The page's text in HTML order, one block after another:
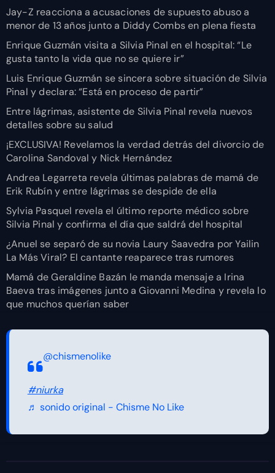
Jay-Z reacciona a acusaciones de supuesto abuso a
menor de 13 años junto a Diddy Combs en plena fiesta
Enrique Guzmán visita a Silvia Pinal en el hospital: “Le
gusta tanto la vida que no se quiere ir”
Luis Enrique Guzmán se sincera sobre situación de Silvia
Pinal y declara: “Está en proceso de partir”
Entre lágrimas, asistente de Silvia Pinal revela nuevos
detalles sobre su salud
¡EXCLUSIVA! Revelamos la verdad detrás del divorcio de
Carolina Sandoval y Nick Hernández
Andrea Legarreta revela últimas palabras de mamá de
Erik Rubín y entre lágrimas se despide de ella
Sylvia Pasquel revela el último reporte médico sobre
Silvia Pinal y confirma el día que saldrá del hospital
¿Anuel se separó de su novia Laury Saavedra por Yailin
La Más Viral? El cantante reaparece tras rumores
Mamá de Geraldine Bazán le manda mensaje a Irina
Baeva tras imágenes junto a Giovanni Medina y revela lo
que muchos querían saber
@chismenolike
#niurka
♬ sonido original - Chisme No Like